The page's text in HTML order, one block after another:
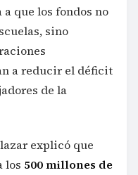
que los fondos no
sino
a reducir el déficit
de la
explicó que
los 500 millones de